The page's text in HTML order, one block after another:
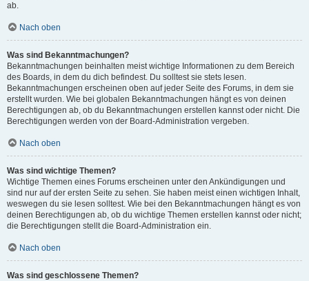
ab.
Nach oben
Was sind Bekanntmachungen?
Bekanntmachungen beinhalten meist wichtige Informationen zu dem Bereich
des Boards, in dem du dich befindest. Du solltest sie stets lesen.
Bekanntmachungen erscheinen oben auf jeder Seite des Forums, in dem sie
erstellt wurden. Wie bei globalen Bekanntmachungen hängt es von deinen
Berechtigungen ab, ob du Bekanntmachungen erstellen kannst oder nicht. Die
Berechtigungen werden von der Board-Administration vergeben.
Nach oben
Was sind wichtige Themen?
Wichtige Themen eines Forums erscheinen unter den Ankündigungen und
sind nur auf der ersten Seite zu sehen. Sie haben meist einen wichtigen Inhalt,
weswegen du sie lesen solltest. Wie bei den Bekanntmachungen hängt es von
deinen Berechtigungen ab, ob du wichtige Themen erstellen kannst oder nicht;
die Berechtigungen stellt die Board-Administration ein.
Nach oben
Was sind geschlossene Themen?